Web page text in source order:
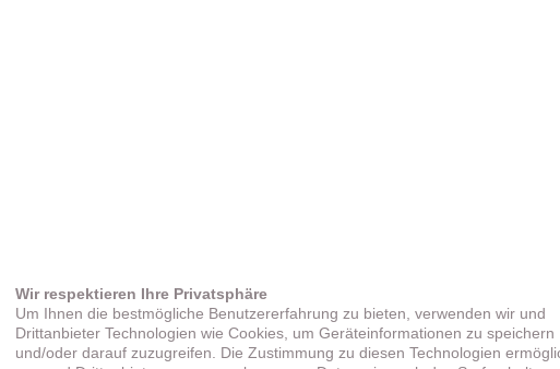
Wir respektieren Ihre Privatsphäre
Um Ihnen die bestmögliche Benutzererfahrung zu bieten, verwenden wir und
Drittanbieter Technologien wie Cookies, um Geräteinformationen zu speichern
und/oder darauf zuzugreifen. Die Zustimmung zu diesen Technologien